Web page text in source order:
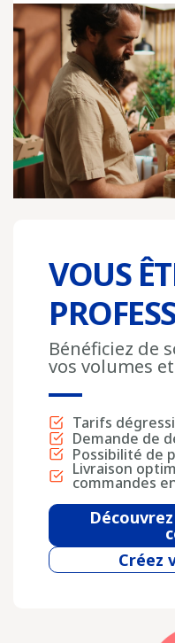
VOUS
Bénéficiez de
vos volumes
Tarifs
Demande de
Possibilité de
Livraison
commandes
Créez